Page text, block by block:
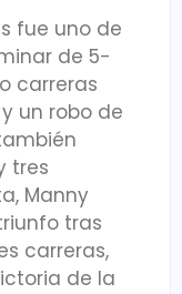
fue uno de
de 5-
carreras
un robo de
tres
Manny
tras
carreras,
de la